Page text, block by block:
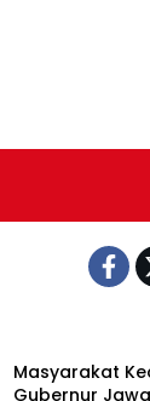
Masyarakat Kediri
Gubernur